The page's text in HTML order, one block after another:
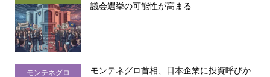
議会選挙の可能性が高まる
モンテネグロ
モンテネグロ首相、日本企業に投資呼びか